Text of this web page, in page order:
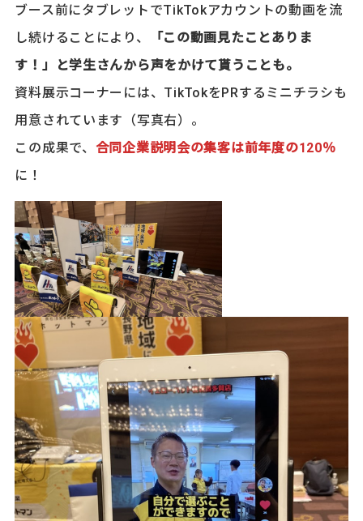
ブース前にタブレットでTikTokアカウントの動画を流
し続けることにより、
「この動画見たことありま
す！」と学生さんから声をかけて貰うことも。
資料展示コーナーには、TikTokをPRするミニチラシも
用意されています（写真右）。
この成果で、 合同企業説明会の集客は前年度の120％
に！